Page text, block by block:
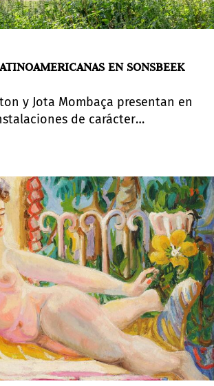
EN SONSBEEK
y Jota Mombaça presentan en
de carácter